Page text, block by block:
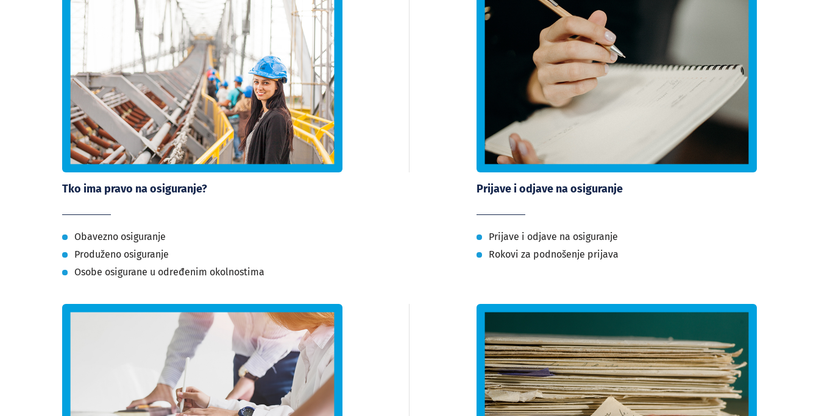
Tko ima pravo na osiguranje?
Obavezno osiguranje
Produženo osiguranje
Osobe osigurane u određenim okolnostima
Prijave i odjave na osiguranje
Prijave i odjave na osiguranje
Rokovi za podnošenje prijava